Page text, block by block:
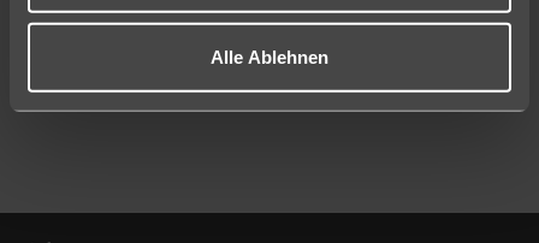
Alle Ablehnen